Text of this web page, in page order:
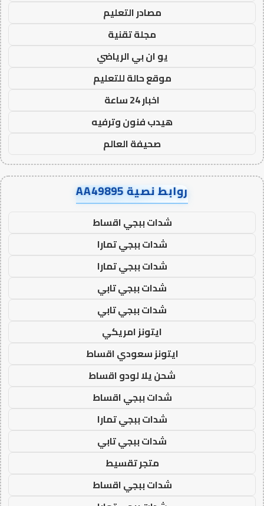
مصادر التعليم
مجلة تقنية
يو ان بي الرياضي
موقع حالة للتعليم
اخبار 24 ساعة
هيدب فنون وترفيه
صحيفة العالم
روابط نصية AA49895
شدات ببجي اقساط
شدات ببجي تمارا
شدات ببجي تمارا
شدات ببجي تابي
شدات ببجي تابي
ايتونز امريكي
ايتونز سعودي اقساط
شحن يلا لودو اقساط
شدات ببجي اقساط
شدات ببجي تمارا
شدات ببجي تابي
متجر تقسيط
شدات ببجي اقساط